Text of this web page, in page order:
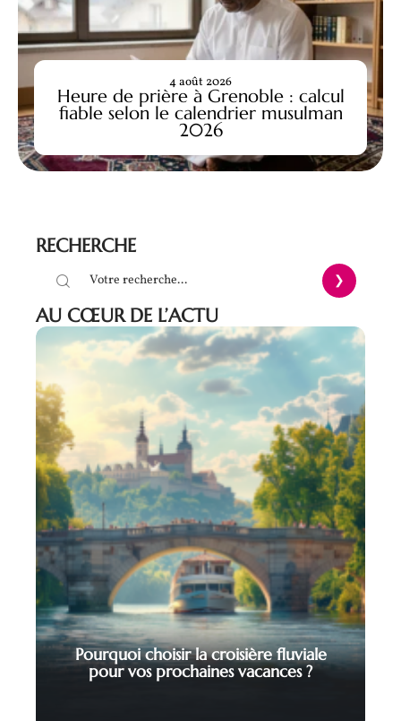
Heure de prière à Grenoble : calcul
fiable selon le calendrier musulman
2026
4 août 2026
RECHERCHE
AU CŒUR DE L’ACTU
Pourquoi choisir la croisière fluviale
pour vos prochaines vacances ?